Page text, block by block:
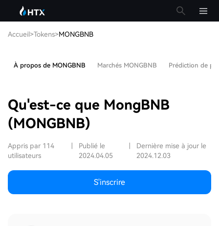
Accueil>Tokens>MONGBNB
À propos de MONGBNB Marchés MONGBNB Prédiction de
Qu'est-ce que MongBNB
(MONGBNB)
Appris par 114
utilisateurs
Publié le
2024.04.05
Dernière mise à jour le
2024.12.03
S'inscrire